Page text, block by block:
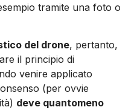
tramite una foto o
del drone, pertanto,
il principio di
venire applicato
(per ovvie
deve quantomeno